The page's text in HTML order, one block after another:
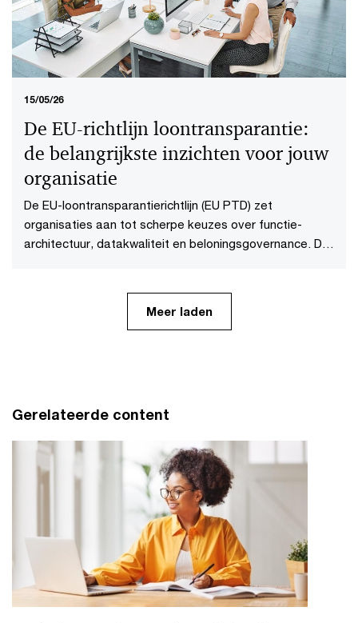
15/05/26
De EU-richtlijn loontransparantie:
de belangrijkste inzichten voor jouw
organisatie
De EU-loontransparantierichtlijn (EU PTD) zet
organisaties aan tot scherpe keuzes over functie-
architectuur, datakwaliteit en beloningsgovernance. De
Meer laden
Gerelateerde content